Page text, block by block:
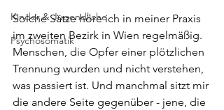
Kinder & Jugendliche
Psychosomatik
Solche Sätze höre ich in meiner Praxis
im zweiten Bezirk in Wien regelmäßig.
Menschen, die Opfer einer plötzlichen
Trennung wurden und nicht verstehen,
was passiert ist. Und manchmal sitzt mir
die andere Seite gegenüber - jene, die